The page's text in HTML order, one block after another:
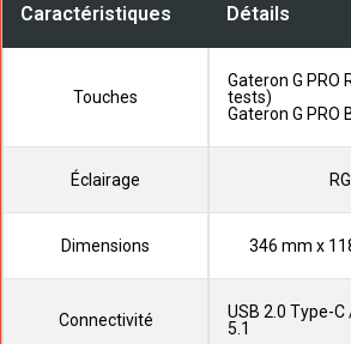
Caractéristiques Détails
Touches
Gateron G PRO
tests)
Gateron G PRO
Éclairage
Dimensions 346 mm x
Connectivité
USB 2.0 Type-
5.1